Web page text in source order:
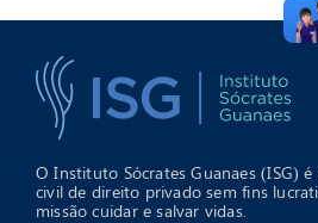
O Instituto Sócrates Guanaes (ISG)
civil de direito privado sem fins
missão cuidar e salvar vidas.